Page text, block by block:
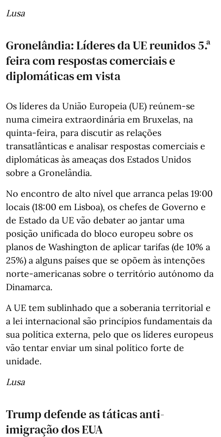
Lusa
Gronelândia: Líderes da UE reunidos 5.ª
feira com respostas comerciais e
diplomáticas em vista
Os líderes da União Europeia (UE) reúnem-se
numa cimeira extraordinária em Bruxelas, na
quinta-feira, para discutir as relações
transatlânticas e analisar respostas comerciais e
diplomáticas às ameaças dos Estados Unidos
sobre a Gronelândia.
No encontro de alto nível que arranca pelas 19:00
locais (18:00 em Lisboa), os chefes de Governo e
de Estado da UE vão debater ao jantar uma
posição unificada do bloco europeu sobre os
planos de Washington de aplicar tarifas (de 10% a
25%) a alguns países que se opõem às intenções
norte-americanas sobre o território autónomo da
Dinamarca.
A UE tem sublinhado que a soberania territorial e
a lei internacional são princípios fundamentais da
sua política externa, pelo que os líderes europeus
vão tentar enviar um sinal político forte de
unidade.
Lusa
Trump defende as táticas anti-
imigração dos EUA